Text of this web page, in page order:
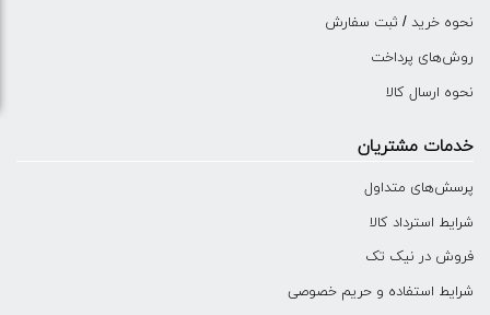
نحوه خرید / ثبت سفارش
روش‌های پرداخت
نحوه ارسال کالا
خدمات مشتریان
پرسش‌های متداول
شرایط استرداد کالا
فروش در نیک تک
شرایط استفاده و حریم خصوصی